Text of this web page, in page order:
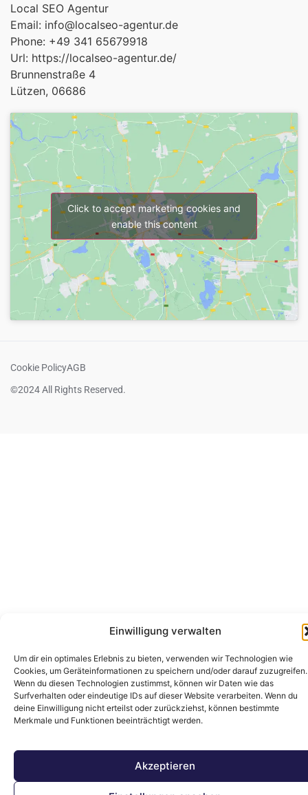
Einwilligung verwalten
Um dir ein optimales Erlebnis zu bieten, verwenden wir Technologien wie
Cookies, um Geräteinformationen zu speichern und/oder darauf zuzugreifen.
Wenn du diesen Technologien zustimmst, können wir Daten wie das
Surfverhalten oder eindeutige IDs auf dieser Website verarbeiten. Wenn du
deine Einwilligung nicht erteilst oder zurückziehst, können bestimmte
Merkmale und Funktionen beeinträchtigt werden.
Akzeptieren
Local SEO Agentur
Email: info@localseo-agentur.de
Phone: +49 341 65679918
Url: https://localseo-agentur.de/
Brunnenstraße 4
Lützen, 06686
Click to accept marketing cookies and
enable this content
Cookie PolicyAGB
©2024 All Rights Reserved.